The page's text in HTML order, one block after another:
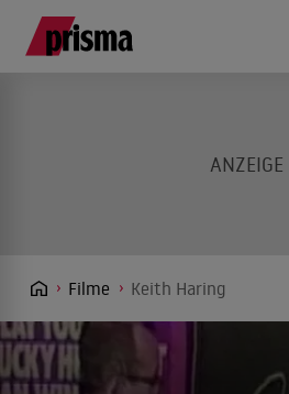
Filme Keith Haring